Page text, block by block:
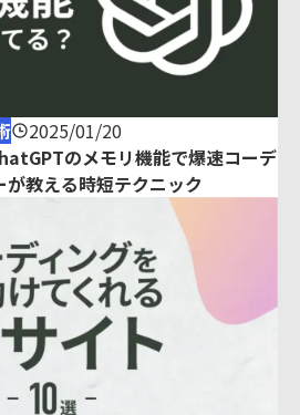
2025/01/20
のメモリ機能で爆速コーデ
教える時短テクニック